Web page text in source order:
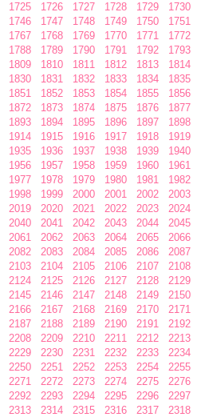
1725 1726 1727 1728 1729 1730
1746 1747 1748 1749 1750 1751
1767 1768 1769 1770 1771 1772
1788 1789 1790 1791 1792 1793
1809 1810 1811 1812 1813 1814
1830 1831 1832 1833 1834 1835
1851 1852 1853 1854 1855 1856
1872 1873 1874 1875 1876 1877
1893 1894 1895 1896 1897 1898
1914 1915 1916 1917 1918 1919
1935 1936 1937 1938 1939 1940
1956 1957 1958 1959 1960 1961
1977 1978 1979 1980 1981 1982
1998 1999 2000 2001 2002 2003
2019 2020 2021 2022 2023 2024
2040 2041 2042 2043 2044 2045
2061 2062 2063 2064 2065 2066
2082 2083 2084 2085 2086 2087
2103 2104 2105 2106 2107 2108
2124 2125 2126 2127 2128 2129
2145 2146 2147 2148 2149 2150
2166 2167 2168 2169 2170 2171
2187 2188 2189 2190 2191 2192
2208 2209 2210 2211 2212 2213
2229 2230 2231 2232 2233 2234
2250 2251 2252 2253 2254 2255
2271 2272 2273 2274 2275 2276
2292 2293 2294 2295 2296 2297
2313 2314 2315 2316 2317 2318